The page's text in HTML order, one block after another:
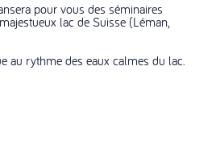
pour vous des séminaires
lac de Suisse (Léman,
au rythme des eaux calmes du lac.